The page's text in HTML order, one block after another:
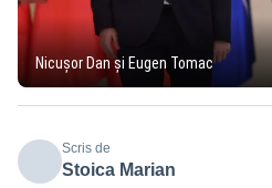
Nicușor Dan și Eugen Tomac
Scris de
Stoica Marian